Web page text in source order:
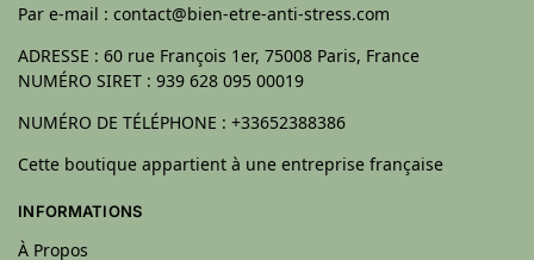
Par e-mail : contact@bien-etre-anti-stress.com
ADRESSE : 60 rue François 1er, 75008 Paris, France
NUMÉRO SIRET : 939 628 095 00019
NUMÉRO DE TÉLÉPHONE : +33652388386
Cette boutique appartient à une entreprise française
INFORMATIONS
À Propos